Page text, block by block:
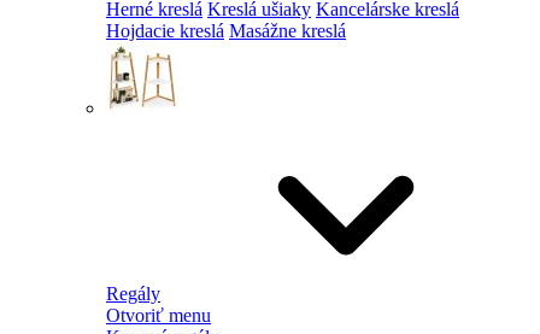
Herné kreslá Kreslá ušiaky Kancelárske kreslá
Hojdacie kreslá Masážne kreslá
Regály
Otvoriť menu